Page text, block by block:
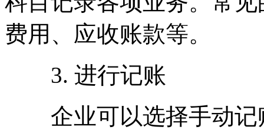
费用、应收账款等。
3. 进行记账
企业可以选择手动记